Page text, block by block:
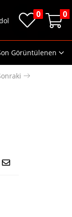
0 0
Görüntülenen